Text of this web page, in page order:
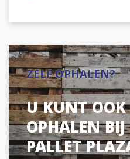
ZELF OPHALEN?
U KUNT OOK
OPHALEN
PALLET